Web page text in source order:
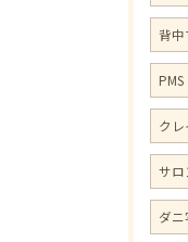
背中
PMS
ク
サロ
ダニ